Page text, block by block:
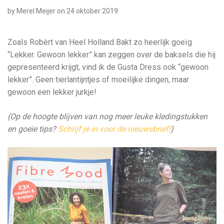
by Merel Meijer on 24 oktober 2019
Zoals Robèrt van Heel Holland Bakt zo heerlijk goeïg
“Lekker. Gewoon lekker” kan zeggen over de baksels die hij
gepresenteerd krijgt, vind ik de Gusta Dress ook “gewoon
lekker”. Geen tierlantijntjes of moeilijke dingen, maar
gewoon een lekker jurkje!
(Op de hoogte blijven van nog meer leuke kledingstukken
en goeie tips? Schrijf je in voor de nieuwsbrief!)